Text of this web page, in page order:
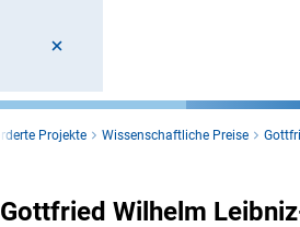
Projekte Wissenschaftliche Preise
Gottfried Wilhelm